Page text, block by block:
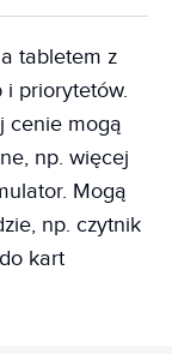
tabletem z
priorytetów.
cenie mogą
np. więcej
Mogą
np. czytnik
kart